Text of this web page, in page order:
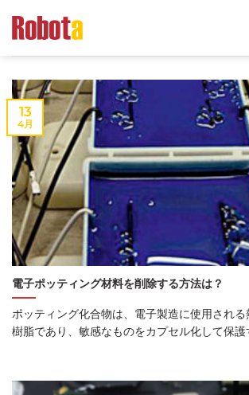
ツ
ス
キ
ッ
プ
電子ポッティング材料を削除する方法は？
ポッティング化合物は、電子製造に使用され
樹脂であり、敏感なものをカプセル化して保護
13
4月